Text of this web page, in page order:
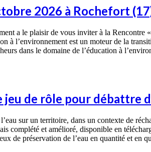
2026 à Rochefort
a le plaisir de vous inviter à la
à l’environnement est un moteur de la
dans le domaine de l’éducation à
de rôle pour débattre
sur un territoire, dans un contexte de
complété et amélioré, disponible en
de préservation de l’eau en quantité et en